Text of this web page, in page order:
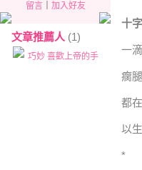
留言｜ 加入好友
文章推薦人 (1)
巧妙 喜歡上帝的手
十
一
瘸
都
以
*